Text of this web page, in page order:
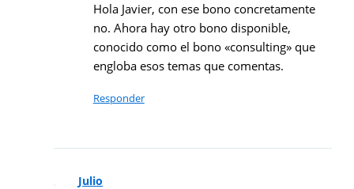
Hola Javier, con ese bono concretamente
no. Ahora hay otro bono disponible,
conocido como el bono «consulting» que
engloba esos temas que comentas.
Responder
Julio